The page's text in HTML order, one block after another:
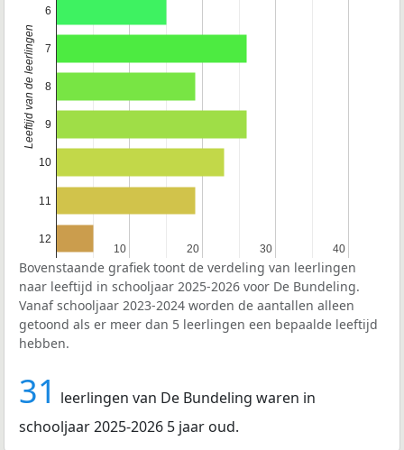
10
10 20
20 30
30 40
40
6
7
8
9
10
11
12
Leeftijd van de leerlingen
Bovenstaande grafiek toont de verdeling van leerlingen
naar leeftijd in schooljaar 2025-2026 voor De Bundeling.
Vanaf schooljaar 2023-2024 worden de aantallen alleen
getoond als er meer dan 5 leerlingen een bepaalde leeftijd
hebben.
31 leerlingen van De Bundeling waren in
schooljaar 2025-2026 5 jaar oud.